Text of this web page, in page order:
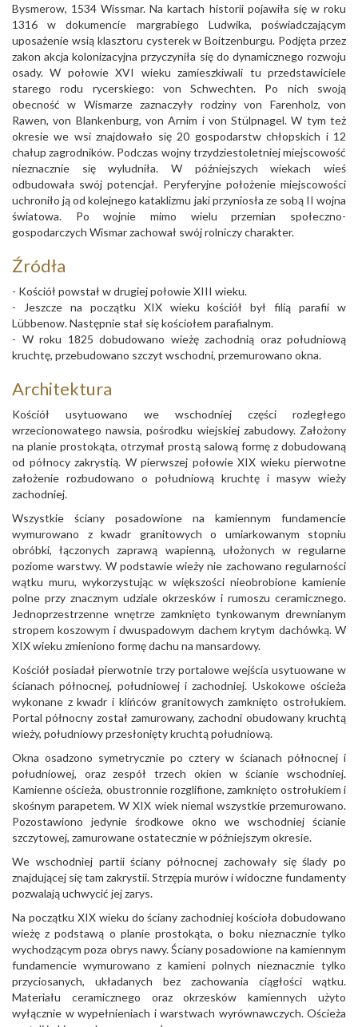
Bysmerow, 1534 Wissmar. Na kartach historii pojawiła się w roku
1316 w dokumencie margrabiego Ludwika, poświadczającym
uposażenie wsią klasztoru cysterek w Boitzenburgu. Podjęta przez
zakon akcja kolonizacyjna przyczyniła się do dynamicznego rozwoju
osady. W połowie XVI wieku zamieszkiwali tu przedstawiciele
starego rodu rycerskiego: von Schwechten. Po nich swoją
obecność w Wismarze zaznaczyły rodziny von Farenholz, von
Rawen, von Blankenburg, von Arnim i von Stülpnagel. W tym też
okresie we wsi znajdowało się 20 gospodarstw chłopskich i 12
chałup zagrodników. Podczas wojny trzydziestoletniej miejscowość
nieznacznie się wyludniła. W późniejszych wiekach wieś
odbudowała swój potencjał. Peryferyjne położenie miejscowości
uchroniło ją od kolejnego kataklizmu jaki przyniosła ze sobą II wojna
światowa. Po wojnie mimo wielu przemian społeczno-
gospodarczych Wismar zachował swój rolniczy charakter.
Źródła
- Kościół powstał w drugiej połowie XIII wieku.
- Jeszcze na początku XIX wieku kościół był filią parafii w
Lübbenow. Następnie stał się kościołem parafialnym.
- W roku 1825 dobudowano wieżę zachodnią oraz południową
kruchtę, przebudowano szczyt wschodni, przemurowano okna.
Architektura
Kościół usytuowano we wschodniej części rozległego
wrzecionowatego nawsia, pośrodku wiejskiej zabudowy. Założony
na planie prostokąta, otrzymał prostą salową formę z dobudowaną
od północy zakrystią. W pierwszej połowie XIX wieku pierwotne
założenie rozbudowano o południową kruchtę i masyw wieży
zachodniej.
Wszystkie ściany posadowione na kamiennym fundamencie
wymurowano z kwadr granitowych o umiarkowanym stopniu
obróbki, łączonych zaprawą wapienną, ułożonych w regularne
poziome warstwy. W podstawie wieży nie zachowano regularności
wątku muru, wykorzystując w większości nieobrobione kamienie
polne przy znacznym udziale okrzesków i rumoszu ceramicznego.
Jednoprzestrzenne wnętrze zamknięto tynkowanym drewnianym
stropem koszowym i dwuspadowym dachem krytym dachówką. W
XIX wieku zmieniono formę dachu na mansardowy.
Kościół posiadał pierwotnie trzy portalowe wejścia usytuowane w
ścianach północnej, południowej i zachodniej. Uskokowe ościeża
wykonane z kwadr i klińców granitowych zamknięto ostrołukiem.
Portal północny został zamurowany, zachodni obudowany kruchtą
wieży, południowy przesłonięty kruchtą południową.
Okna osadzono symetrycznie po cztery w ścianach północnej i
południowej, oraz zespół trzech okien w ścianie wschodniej.
Kamienne ościeża, obustronnie rozglifione, zamknięto ostrołukiem i
skośnym parapetem. W XIX wiek niemal wszystkie przemurowano.
Pozostawiono jedynie środkowe okno we wschodniej ścianie
szczytowej, zamurowane ostatecznie w późniejszym okresie.
We wschodniej partii ściany północnej zachowały się ślady po
znajdującej się tam zakrystii. Strzępia murów i widoczne fundamenty
pozwalają uchwycić jej zarys.
Na początku XIX wieku do ściany zachodniej kościoła dobudowano
wieżę z podstawą o planie prostokąta, o boku nieznacznie tylko
wychodzącym poza obrys nawy. Ściany posadowione na kamiennym
fundamencie wymurowano z kamieni polnych nieznacznie tylko
przyciosanych, układanych bez zachowania ciągłości wątku.
Materiału ceramicznego oraz okrzesków kamiennych użyto
wyłącznie w wypełnieniach i warstwach wyrównawczych. Ościeża